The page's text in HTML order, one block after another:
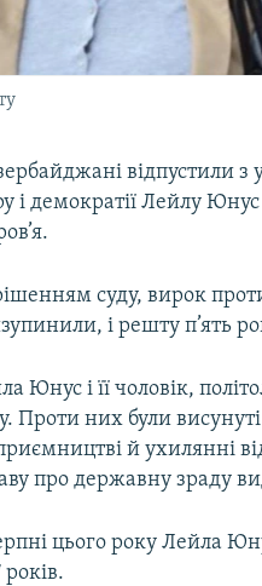
відпустили з
і демократії Лейлу Юнус
суду, вирок
і решту п’ять
Юнус і її чоловік,
Проти них були
й ухилянні
про державну зраду
цього року Лейла
років.